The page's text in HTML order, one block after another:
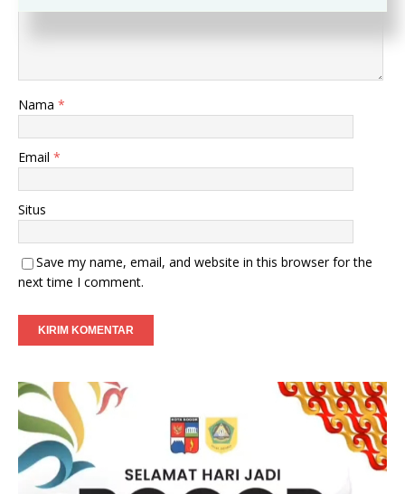
Nama *
Email *
Situs
Save my name, email, and website in this browser for the
next time I comment.